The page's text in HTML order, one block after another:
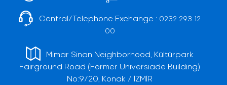
Central/Telephone Exchange : 0232 293 12
00
Mimar Sinan Neighborhood, Kültürpark
Fairground Road (Former Universiade Building)
No:9/20, Konak / İZMİR